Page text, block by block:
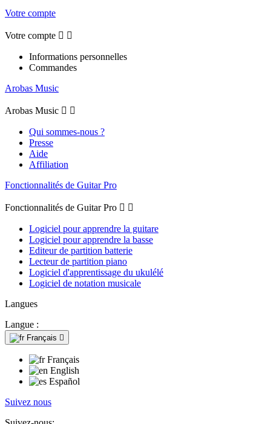
Votre compte
Votre compte  
Informations personnelles
Commandes
Arobas Music
Arobas Music  
Qui sommes-nous ?
Presse
Aide
Affiliation
Fonctionnalités de Guitar Pro
Fonctionnalités de Guitar Pro  
Logiciel pour apprendre la guitare
Logiciel pour apprendre la basse
Editeur de partition batterie
Lecteur de partition piano
Logiciel d'apprentissage du ukulélé
Logiciel de notation musicale
Langues
Langue :
Français 
Français
English
Español
Suivez nous